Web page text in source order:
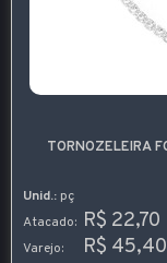
TORNOZELEIRA
Unid.: pç
Atacado: R$ 22,70
Varejo: R$ 45,40